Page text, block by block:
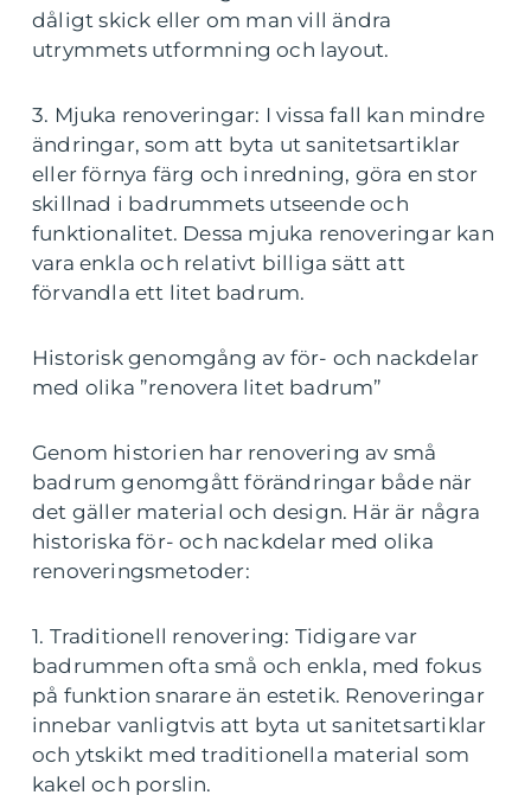
dåligt skick eller om man vill ändra
utrymmets utformning och layout.
3. Mjuka renoveringar: I vissa fall kan mindre
ändringar, som att byta ut sanitetsartiklar
eller förnya färg och inredning, göra en stor
skillnad i badrummets utseende och
funktionalitet. Dessa mjuka renoveringar kan
vara enkla och relativt billiga sätt att
förvandla ett litet badrum.
Historisk genomgång av för- och nackdelar
med olika ”renovera litet badrum”
Genom historien har renovering av små
badrum genomgått förändringar både när
det gäller material och design. Här är några
historiska för- och nackdelar med olika
renoveringsmetoder:
1. Traditionell renovering: Tidigare var
badrummen ofta små och enkla, med fokus
på funktion snarare än estetik. Renoveringar
innebar vanligtvis att byta ut sanitetsartiklar
och ytskikt med traditionella material som
kakel och porslin.